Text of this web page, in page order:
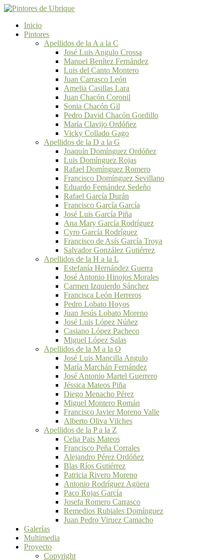
Inicio
Pintores
Apellidos de la A a la C
José Luis Angulo Crossa
Manuel Benítez Fernández
Luis del Canto Montero
Juan Carrasco León
Amelia Casillas Lara
Juan Chacón Coronil
Sonia Chacón Gil
Pedro David Chacón Gordillo
María Clavijo Ordóñez
Vicky Collado Gago
Apellidos de la D a la G
Joaquín Domínguez Ordóñez
Luis Domínguez Rojas
Rafael Domínguez Romero
Francisco Domínguez Sevillano
Eduardo Fernández Sedeño
Rafael García Durán
Francisco García García
José Luis García Piña
Ana Mary García Rodríguez
Cyro García Rodríguez
Francisco de Asís García Troya
Salvador González Gutiérrez
Apellidos de la H a la L
Estefanía Hernández Guerra
José Antonio Hinojos Morales
Carmen Izquierdo Sánchez
Francisca León Herreros
Pedro Lobato Hoyos
Juan Jesús Lobato Moreno
José Luis López Núñez
Casiano López Pacheco
Miguel López Salas
Apellidos de la M a la O
José Luis Mancilla Angulo
María Marchán Fernández
José Antonio Martel Guerrero
Jéssica Mateos Piña
Diego Menacho Pérez
Miguel Montero Román
Francisco Javier Moreno Valle
Alberto Oliva Vilches
Apellidos de la P a la Z
Celia Pais Mateos
Francisco Peña Corrales
Alejandro Pérez Ordóñez
Blas Ríos Gutiérrez
Patricia Rivero Moreno
Antonio Rodríguez Agüera
Paco Rojas García
Josefa Romero Carrasco
Remedios Rubiales Domínguez
Juan Pedro Viruez Camacho
Galerías
Multimedia
Proyecto
Copyright